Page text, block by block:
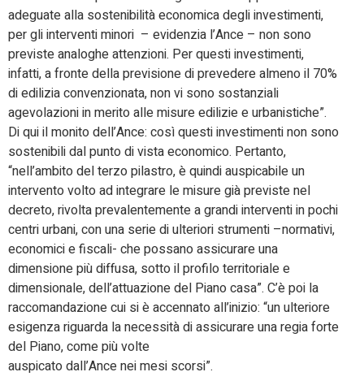
adeguate alla sostenibilità economica degli investimenti,
per gli interventi minori – evidenzia l’Ance – non sono
previste analoghe attenzioni. Per questi investimenti,
infatti, a fronte della previsione di prevedere almeno il 70%
di edilizia convenzionata, non vi sono sostanziali
agevolazioni in merito alle misure edilizie e urbanistiche”.
Di qui il monito dell’Ance: così questi investimenti non sono
sostenibili dal punto di vista economico. Pertanto,
“nell’ambito del terzo pilastro, è quindi auspicabile un
intervento volto ad integrare le misure già previste nel
decreto, rivolta prevalentemente a grandi interventi in pochi
centri urbani, con una serie di ulteriori strumenti –normativi,
economici e fiscali- che possano assicurare una
dimensione più diffusa, sotto il profilo territoriale e
dimensionale, dell’attuazione del Piano casa”. C’è poi la
raccomandazione cui si è accennato all’inizio: “un ulteriore
esigenza riguarda la necessità di assicurare una regia forte
del Piano, come più volte
auspicato dall’Ance nei mesi scorsi”.